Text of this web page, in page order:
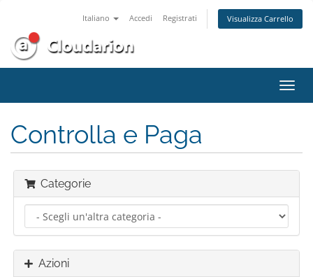
Italiano Accedi Registrati Visualizza Carrello
Attiva
Controlla e Paga
Categorie
Azioni